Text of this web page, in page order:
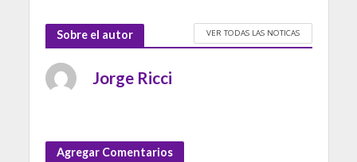
Sobre el autor VER TODAS LAS NOTICAS
Jorge Ricci
Agregar Comentarios